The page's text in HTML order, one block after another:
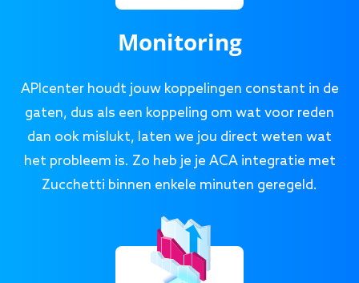
Monitoring
APIcenter houdt jouw koppelingen constant in de
gaten, dus als een koppeling om wat voor reden
dan ook mislukt, laten we jou direct weten wat
het probleem is. Zo heb je je ACA integratie met
Zucchetti binnen enkele minuten geregeld.